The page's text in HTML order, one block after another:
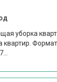
уборка